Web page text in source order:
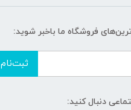
فروشگاه ما باخبر شوید:
ثبت‌نام
دنبال کنید: